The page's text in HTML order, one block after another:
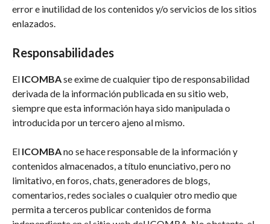
error e inutilidad de los contenidos y/o servicios de los sitios
enlazados.
Responsabilidades
El ICOMBAse exime de cualquier tipo de responsabilidad
derivada de la información publicada en su sitio web,
siempre que esta información haya sido manipulada o
introducida por un tercero ajeno al mismo.
El ICOMBAno se hace responsable de la información y
contenidos almacenados, a título enunciativo, pero no
limitativo, en foros, chats, generadores de blogs,
comentarios, redes sociales o cualquier otro medio que
permita a terceros publicar contenidos de forma